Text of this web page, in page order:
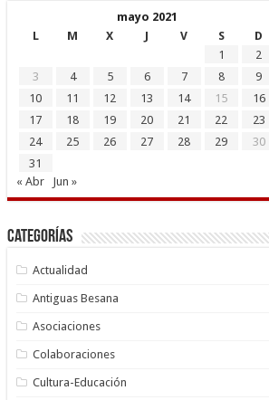
mayo 2021
L
M X J V S
D
1
2
3
4 5 6 7 8
9
10
11 12 13 14 15
16
17
18 19 20 21 22
23
24
25 26 27 28 29
30
31
« Abr
Jun »
Categorías
Actualidad
Antiguas Besana
Asociaciones
Colaboraciones
Cultura-Educación